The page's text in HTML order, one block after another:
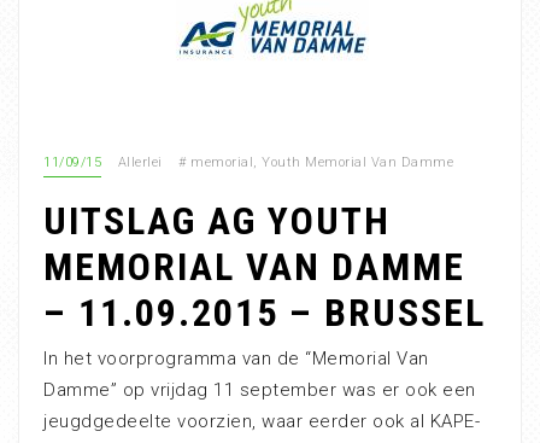
11/09/15 Allerlei # memorial, Youth Memorial Van Damme
UITSLAG AG YOUTH
MEMORIAL VAN DAMME
– 11.09.2015 – BRUSSEL
In het voorprogramma van de “Memorial Van
Damme” op vrijdag 11 september was er ook een
jeugdgedeelte voorzien, waar eerder ook al KAPE-